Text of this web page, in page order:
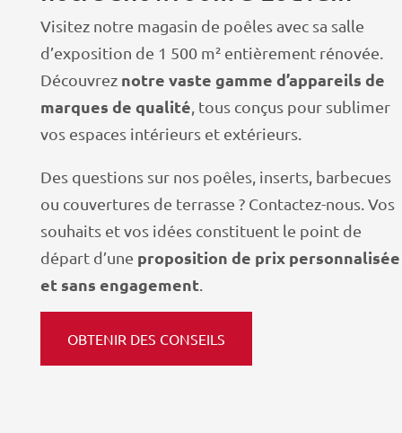
Visitez notre magasin de poêles avec sa salle
d’exposition de 1 500 m² entièrement rénovée.
Découvrez notre vaste gamme d’appareils de
marques de qualité , tous conçus pour sublimer
vos espaces intérieurs et extérieurs.
Des questions sur nos poêles, inserts, barbecues
ou couvertures de terrasse ? Contactez-nous. Vos
souhaits et vos idées constituent le point de
départ d’une proposition de prix personnalisée
et sans engagement
OBTENIR DES CONSEILS